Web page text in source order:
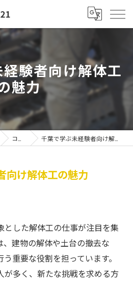
験者向け解体工
魅力
コラム 千葉で学ぶ未経験者向け解体工の魅力
向け解体工の魅力
とした解体工の仕事が注目を集
、建物の解体や土台の撤去な
重要な役割を担っています。
が多く、新たな挑戦を求める方